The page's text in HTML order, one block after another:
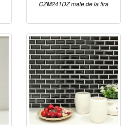
CZM241DZ mate de la tira